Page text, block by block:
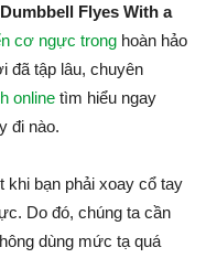
Flyes With a
cơ ngực trong hoàn hảo
đã tập lâu, chuyên
online tìm hiểu ngay
đi nào.
khi bạn phải xoay cổ tay
Do đó, chúng ta cần
dùng mức tạ quá